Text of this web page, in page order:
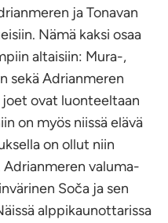
ja Tonavan
Nämä kaksi osaa
altaisiin: Mura-,
sekä Adrianmeren
joet ovat luonteeltaan
on myös niissä elävä
on ollut niin
valuma-
Soča ja sen
alppikaunottarissa